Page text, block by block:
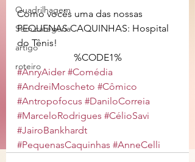
Quadrilhagem
Sem categoria
artigo
roteiro
Como vocês uma das nossas
PEQUENAS CAQUINHAS: Hospital
do Tênis!
%CODE1%
#AnryAider #Comédia
#AndreiMoscheto #Cômico
#Antropofocus #DaniloCorreia
#MarceloRodrigues #CélioSavi
#JairoBankhardt
#PequenasCaquinhas #AnneCelli